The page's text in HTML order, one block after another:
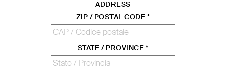
ADDRESS
ZIP / POSTAL CODE *
STATE / PROVINCE *